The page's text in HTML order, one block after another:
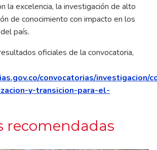
la excelencia, la investigación de alto
de conocimiento con impacto en los
país.
oficiales de la convocatoria,
convocatorias/investigacion/
y-transicion-para-el-
recomendadas